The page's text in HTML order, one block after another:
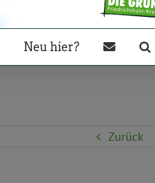
Neu hier?
Zurück